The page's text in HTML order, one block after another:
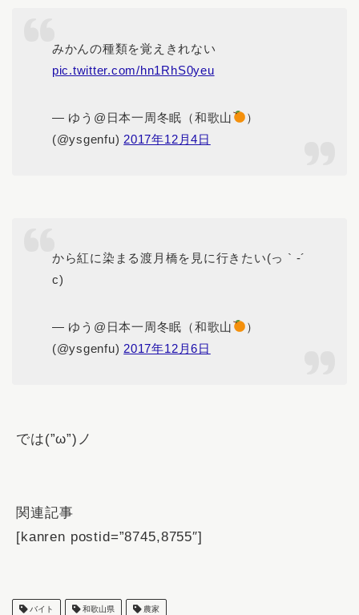
みかんの種類を覚えきれない
pic.twitter.com/hn1RhS0yeu
— ゆう@日本一周冬眠（和歌山
）
(@ysgenfu) 2017年12月4日
から紅に染まる渡月橋を見に行きたい(っ ` -´
c)
— ゆう@日本一周冬眠（和歌山
）
(@ysgenfu) 2017年12月6日
では(”ω”)ノ
関連記事
[kanren postid=”8745,8755″]
バイト 和歌山県 農家